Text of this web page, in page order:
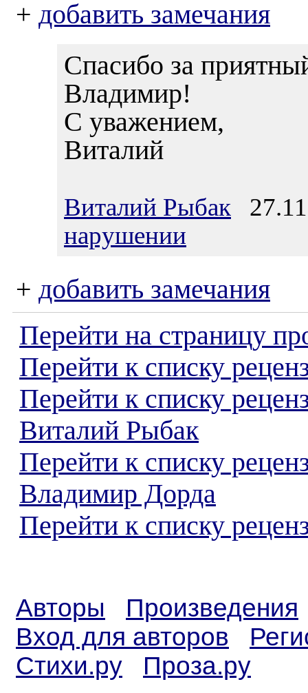
+ добавить замечания
Спасибо за
Владимир!
С уважением,
Виталий
Виталий Рыбак
нарушении
+ добавить замечания
Перейти на страницу
Перейти к списку
Перейти к списку
Виталий Рыбак
Перейти к списку
Владимир Дорда
Перейти к списку
Авторы
Произведения
Вход для авторов
Стихи.ру
Проза.ру